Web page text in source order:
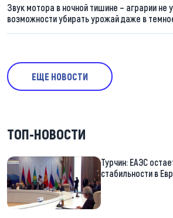
Звук мотора в ночной тишине – аграрии не
возможности убирать урожай даже в
ЕЩЕ НОВОСТИ
ТОП-НОВОСТИ
Турчин: ЕАЭС
стабильности в